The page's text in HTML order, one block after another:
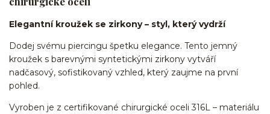
Elegantní kroužek se zirkony – styl, který vydrží
Dodej svému piercingu špetku elegance. Tento jemný
kroužek s barevnými syntetickými zirkony vytváří
nadčasový, sofistikovaný vzhled, který zaujme na první
pohled.
Vyroben je z certifikované chirurgické oceli 316L – materiálu